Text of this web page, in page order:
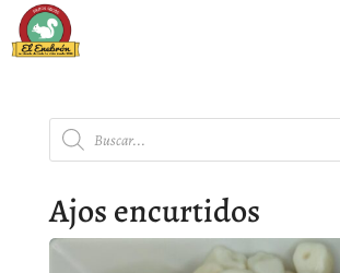
Búsqueda
de
productos
Ajos encurtidos